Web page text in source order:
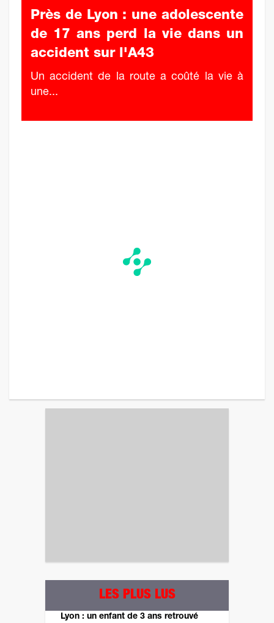
Près de Lyon : une adolescente
de 17 ans perd la vie dans un
accident sur l'A43
Un accident de la route a coûté la vie à
une...
LES PLUS LUS
Lyon : un enfant de 3 ans retrouvé